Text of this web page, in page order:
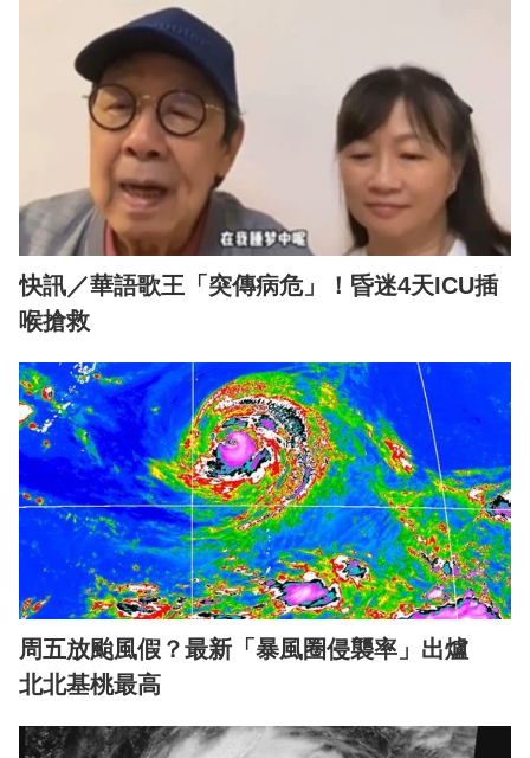
快訊／華語歌王「突傳病危」！昏迷4天ICU插
喉搶救
周五放颱風假？最新「暴風圈侵襲率」出爐
北北基桃最高